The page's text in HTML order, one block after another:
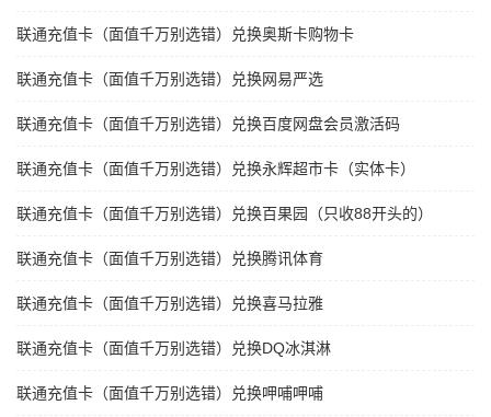
联通充值卡（面值千万别选错）兑换奥斯卡购物卡
联通充值卡（面值千万别选错）兑换网易严选
联通充值卡（面值千万别选错）兑换百度网盘会员激活码
联通充值卡（面值千万别选错）兑换永辉超市卡（实体卡）
联通充值卡（面值千万别选错）兑换百果园（只收88开头的）
联通充值卡（面值千万别选错）兑换腾讯体育
联通充值卡（面值千万别选错）兑换喜马拉雅
联通充值卡（面值千万别选错）兑换DQ冰淇淋
联通充值卡（面值千万别选错）兑换呷哺呷哺